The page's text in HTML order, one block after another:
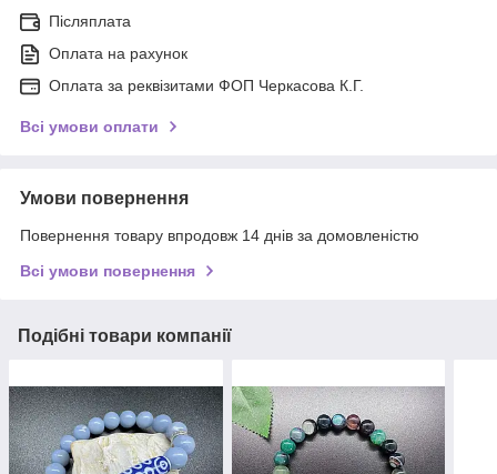
Післяплата
Оплата на рахунок
Оплата за реквізитами ФОП Черкасова К.Г.
Всі умови оплати
Умови повернення
Повернення товару впродовж 14 днів за домовленістю
Всі умови повернення
Подібні товари компанії